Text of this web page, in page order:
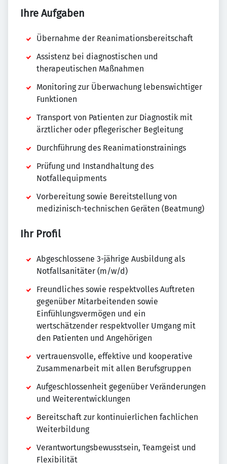
Ihre Aufgaben
Übernahme der Reanimationsbereitschaft
Assistenz bei diagnostischen und
therapeutischen Maßnahmen
Monitoring zur Überwachung lebenswichtiger
Funktionen
Transport von Patienten zur Diagnostik mit
ärztlicher oder pflegerischer Begleitung
Durchführung des Reanimationstrainings
Prüfung und Instandhaltung des
Notfallequipments
Vorbereitung sowie Bereitstellung von
medizinisch-technischen Geräten (Beatmung)
Ihr Profil
Abgeschlossene 3-jährige Ausbildung als
Notfallsanitäter (m/w/d)
Freundliches sowie respektvolles Auftreten
gegenüber Mitarbeitenden sowie
Einfühlungsvermögen und ein
wertschätzender respektvoller Umgang mit
den Patienten und Angehörigen
vertrauensvolle, effektive und kooperative
Zusammenarbeit mit allen Berufsgruppen
Aufgeschlossenheit gegenüber Veränderungen
und Weiterentwicklungen
Bereitschaft zur kontinuierlichen fachlichen
Weiterbildung
Verantwortungsbewusstsein, Teamgeist und
Flexibilität